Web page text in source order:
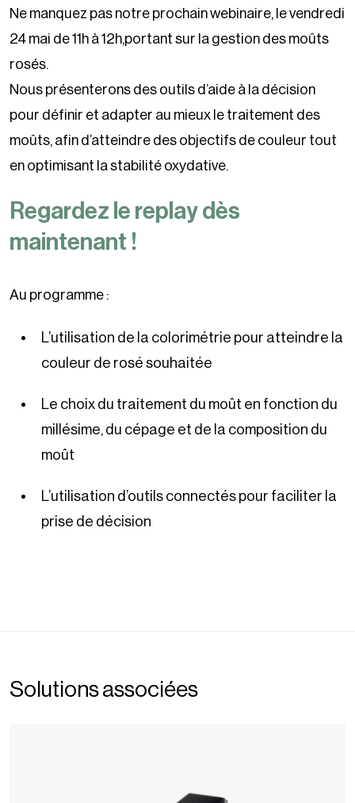
Ne manquez pas notre prochain webinaire, le vendredi
24 mai de 11h à 12h,portant sur la gestion des moûts
rosés.
Nous présenterons des outils d’aide à la décision
pour définir et adapter au mieux le traitement des
moûts, afin d’atteindre des objectifs de couleur tout
en optimisant la stabilité oxydative.
Regardez le replay dès
maintenant !
Au programme :
L’utilisation de la colorimétrie pour atteindre la
couleur de rosé souhaitée
Le choix du traitement du moût en fonction du
millésime, du cépage et de la composition du
moût
L’utilisation d’outils connectés pour faciliter la
prise de décision
Solutions associées